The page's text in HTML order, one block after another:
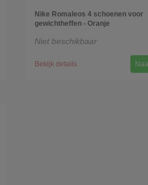
Nike Romaleos 4 schoenen voor
gewichtheffen - Oranje
Niet beschikbaar
Bekijk details